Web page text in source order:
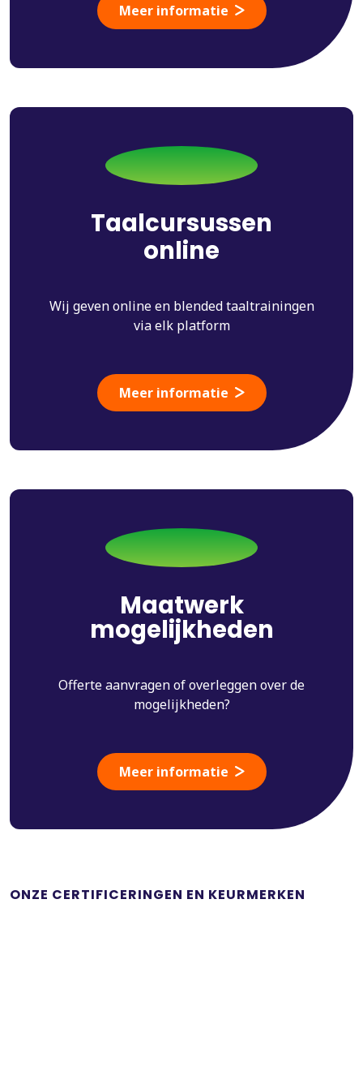
Meer informatie
Taalcursussen
online
Wij geven online en blended taaltrainingen
via elk platform
Meer informatie
Maatwerk
mogelijkheden
Offerte aanvragen of overleggen over de
mogelijkheden?
Meer informatie
ONZE CERTIFICERINGEN EN KEURMERKEN